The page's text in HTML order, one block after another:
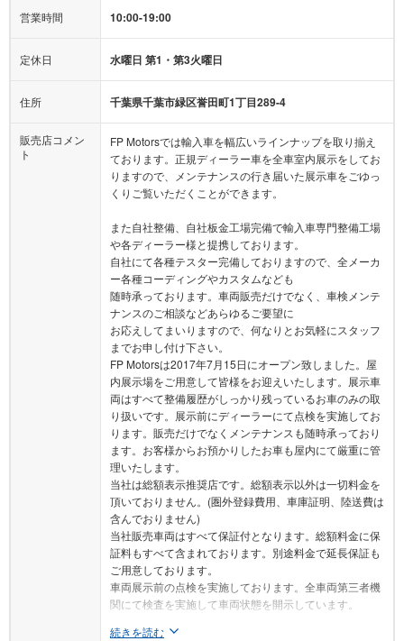
営業時間 10:00-19:00
定休日 水曜日 第1・第3火曜日
住所 千葉県千葉市緑区誉田町1丁目289-4
販売店コメン
ト
FP Motorsでは輸入車を幅広いラインナップを取り揃え
ております。正規ディーラー車を全車室内展示をしてお
りますので、メンテナンスの行き届いた展示車をごゆっ
くりご覧いただくことができます。
また自社整備、自社板金工場完備で輸入車専門整備工場
や各ディーラー様と提携しております。
自社にて各種テスター完備しておりますので、全メーカ
ー各種コーディングやカスタムなども
随時承っております。車両販売だけでなく、車検メンテ
ナンスのご相談などあらゆるご要望に
お応えしてまいりますので、何なりとお気軽にスタッフ
までお申し付け下さい。
FP Motorsは2017年7月15日にオープン致しました。屋
内展示場をご用意して皆様をお迎えいたします。展示車
両はすべて整備履歴がしっかり残っているお車のみの取
り扱いです。展示前にディーラーにて点検を実施してお
ります。販売だけでなくメンテナンスも随時承っており
ます。お客様からお預かりしたお車も屋内にて厳重に管
理いたします。
当社は総額表示推奨店です。総額表示以外は一切料金を
頂いておりません。(圏外登録費用、車庫証明、陸送費は
含んでおりません)
当社販売車両はすべて保証付となります。総額料金に保
証料もすべて含まれております。別途料金で延長保証も
ご用意しております。
車両展示前の点検を実施しております。全車両第三者機
関にて検査を実施して車両状態を開示しています。
続きを読む